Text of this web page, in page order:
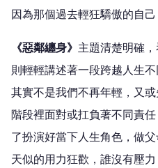
因為那個過去輕狂驕傲的自己
《惡鄰纏身》 主題清楚明確
則輕輕講述著一段跨越人生
其實不是我們不再年輕，又
階段裡面對或扛負著不同責
了扮演好當下人生角色，做
天似的用力狂歡，誰沒有壓力